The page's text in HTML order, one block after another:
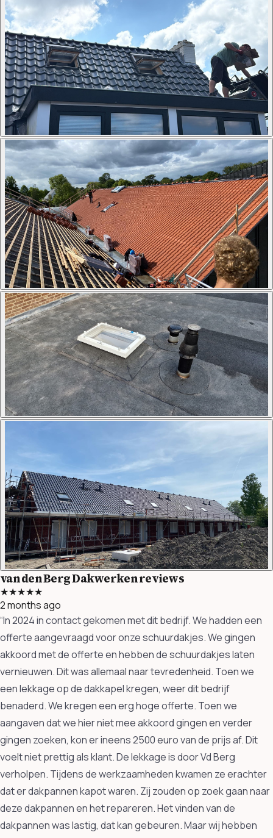
van den Berg Dakwerken reviews
★★★★★
2 months ago
“In 2024 in contact gekomen met dit bedrijf. We hadden een
offerte aangevraagd voor onze schuurdakjes. We gingen
akkoord met de offerte en hebben de schuurdakjes laten
vernieuwen. Dit was allemaal naar tevredenheid. Toen we
een lekkage op de dakkapel kregen, weer dit bedrijf
benaderd. We kregen een erg hoge offerte. Toen we
aangaven dat we hier niet mee akkoord gingen en verder
gingen zoeken, kon er ineens 2500 euro van de prijs af. Dit
voelt niet prettig als klant. De lekkage is door Vd Berg
verholpen. Tijdens de werkzaamheden kwamen ze erachter
dat er dakpannen kapot waren. Zij zouden op zoek gaan naar
deze dakpannen en het repareren. Het vinden van de
dakpannen was lastig, dat kan gebeuren. Maar wij hebben